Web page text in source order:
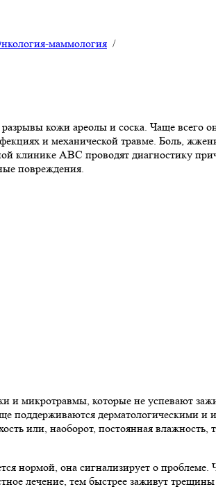
маммология /
кожи ареолы и соска. Чаще всего
и механической травме. Боль,
клинике ABC проводят диагностику
повреждения.
и микротравмы, которые не успевают
поддерживаются дерматологическими
или, наоборот, постоянная
нормой, она сигнализирует о
лечение, тем быстрее заживут